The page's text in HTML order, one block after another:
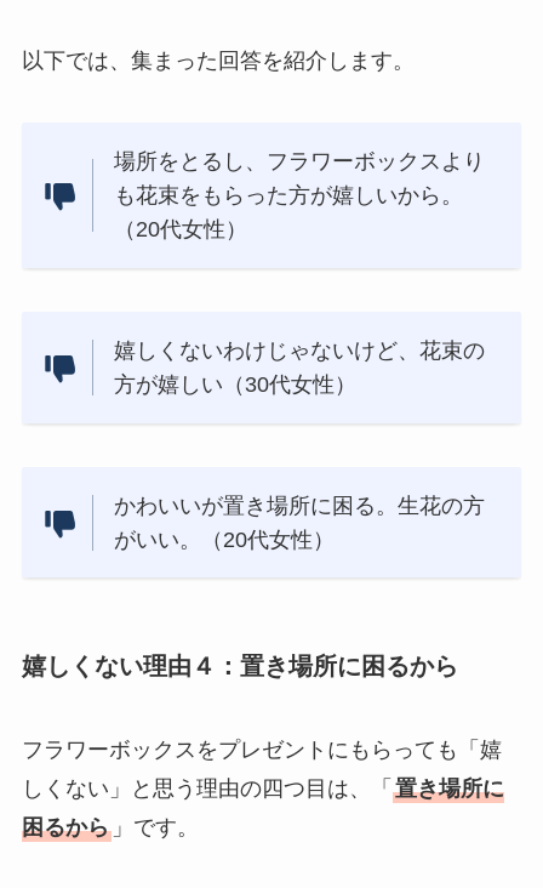
以下では、集まった回答を紹介します。
場所をとるし、フラワーボックスより
も花束をもらった方が嬉しいから。
（20代女性）
嬉しくないわけじゃないけど、花束の
方が嬉しい（30代女性）
かわいいが置き場所に困る。生花の方
がいい。（20代女性）
嬉しくない理由４：置き場所に困るから
フラワーボックスをプレゼントにもらっても「嬉
しくない」と思う理由の四つ目は、「 置き場所に
困るから」です。